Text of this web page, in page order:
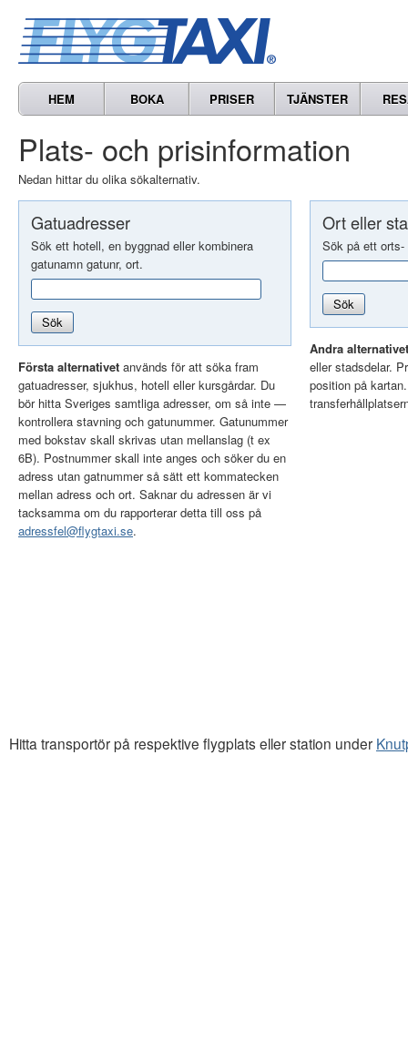
HEM BOKA PRISER TJÄNSTER
Plats- och prisinformation
Nedan hittar du olika sökalternativ.
Gatuadresser
Sök ett hotell, en byggnad eller kombinera
gatunamn gatunr, ort.
Sök
Första alternativet används för att söka fram
gatuadresser, sjukhus, hotell eller kursgårdar. Du
bör hitta Sveriges samtliga adresser, om så inte —
kontrollera stavning och gatunummer. Gatunummer
med bokstav skall skrivas utan mellanslag (t ex
6B). Postnummer skall inte anges och söker du en
adress utan gatnummer så sätt ett kommatecken
mellan adress och ort. Saknar du adressen är vi
tacksamma om du rapporterar detta till oss på
adressfel@flygtaxi.se.
Ort eller
Sök på ett
Sök
Andra alternativet
eller stadsdelar.
position på
Hitta transportör på respektive flygplats eller station under